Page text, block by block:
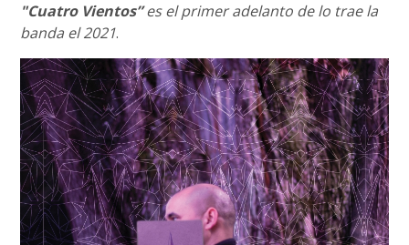
"Cuatro Vientos”es el primer adelanto de lo trae la
banda el 2021.